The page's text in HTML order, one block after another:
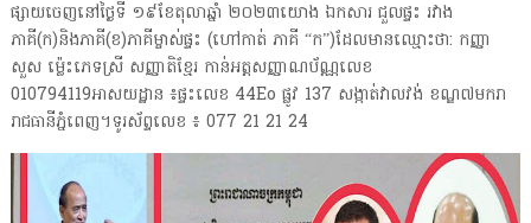
ផ្សាយចេញនៅថ្ងៃទី ១៩ខែតុលាឆ្នាំ ២០២៣យោង ឯកសារ ជួលផ្ទះ រវាង
ភាគី(ក)និងភាគី(ខ)ភាគីម្ចាស់ផ្ទះ (ហៅកាត់ ភាគី “ក”)ដែលមានឈ្មោះថា: កញ្ញា
សួស ម្ល៉េះភេទស្រី សញ្ញាតិខ្មែរ កាន់អត្តសញ្ញាណប័ណ្ណលេខ
010794119អាសយដ្ឋាន ៖ផ្ទះលេខ 44Eo ផ្លូវ 137 សង្កាត់វាលវង់ ខណ្ឌ៧មករា
រាជធានីភ្នំពេញ។ទូរស័ព្ទលេខ ៖ 077 21 21 24